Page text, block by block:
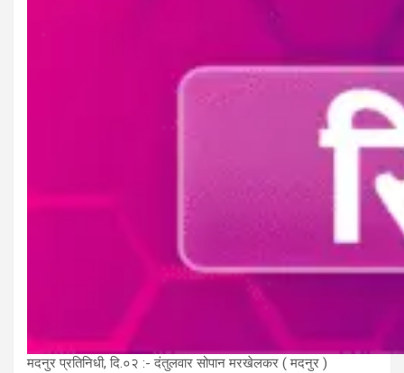
मदनुर प्रतिनिधी, दि.०२ :- दंतुलवार सोपान मरखेलकर ( मदनुर )